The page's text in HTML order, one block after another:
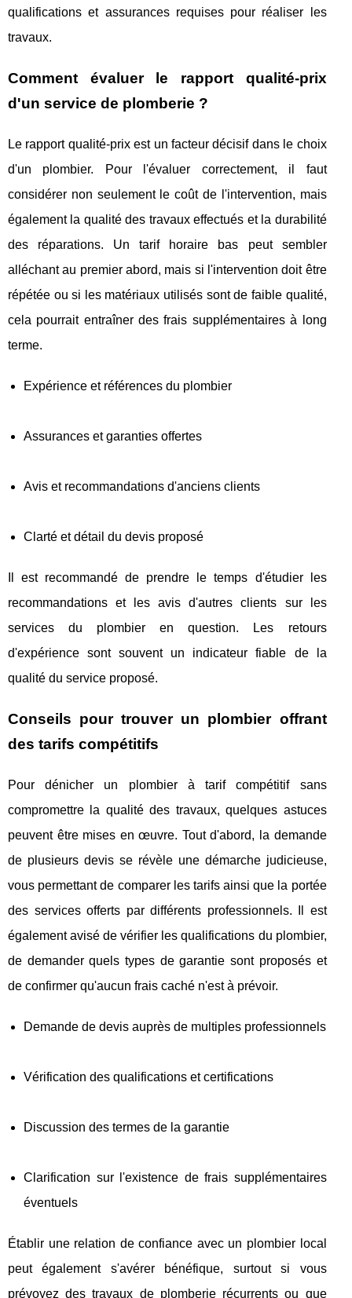
qualifications et assurances requises pour réaliser les
travaux.
Comment évaluer le rapport qualité-prix
d'un service de plomberie ?
Le rapport qualité-prix est un facteur décisif dans le choix
d'un plombier. Pour l'évaluer correctement, il faut
considérer non seulement le coût de l'intervention, mais
également la qualité des travaux effectués et la durabilité
des réparations. Un tarif horaire bas peut sembler
alléchant au premier abord, mais si l'intervention doit être
répétée ou si les matériaux utilisés sont de faible qualité,
cela pourrait entraîner des frais supplémentaires à long
terme.
Expérience et références du plombier
Assurances et garanties offertes
Avis et recommandations d'anciens clients
Clarté et détail du devis proposé
Il est recommandé de prendre le temps d'étudier les
recommandations et les avis d'autres clients sur les
services du plombier en question. Les retours
d'expérience sont souvent un indicateur fiable de la
qualité du service proposé.
Conseils pour trouver un plombier offrant
des tarifs compétitifs
Pour dénicher un plombier à tarif compétitif sans
compromettre la qualité des travaux, quelques astuces
peuvent être mises en œuvre. Tout d'abord, la demande
de plusieurs devis se révèle une démarche judicieuse,
vous permettant de comparer les tarifs ainsi que la portée
des services offerts par différents professionnels. Il est
également avisé de vérifier les qualifications du plombier,
de demander quels types de garantie sont proposés et
de confirmer qu'aucun frais caché n'est à prévoir.
Demande de devis auprès de multiples professionnels
Vérification des qualifications et certifications
Discussion des termes de la garantie
Clarification sur l'existence de frais supplémentaires
éventuels
Établir une relation de confiance avec un plombier local
peut également s'avérer bénéfique, surtout si vous
prévoyez des travaux de plomberie récurrents ou que